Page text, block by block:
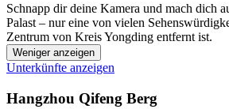
Schnapp dir deine Kamera und mach dich
Palast – nur eine von vielen
Zentrum von Kreis Yongding entfernt ist.
Weniger anzeigen
Unterkünfte anzeigen
Hangzhou Qifeng Berg